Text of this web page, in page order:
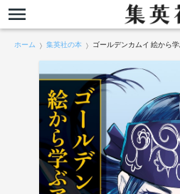
ホーム 集英社の本 ゴールデンカムイ 絵から